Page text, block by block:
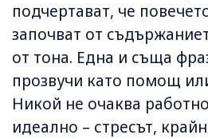
подчертават, че
започват от
от тона. Една и съща
прозвучи като помощ
Никой не очаква
идеално – стресът,